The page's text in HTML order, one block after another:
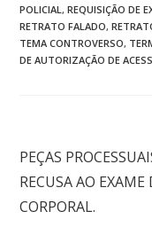
POLICIAL , REQUISIÇÃO DE
RETRATO FALADO,
TEMA CONTROVERSO,
DE AUTORIZAÇÃO DE
PEÇAS
RECUSA AO
CORPORAL.